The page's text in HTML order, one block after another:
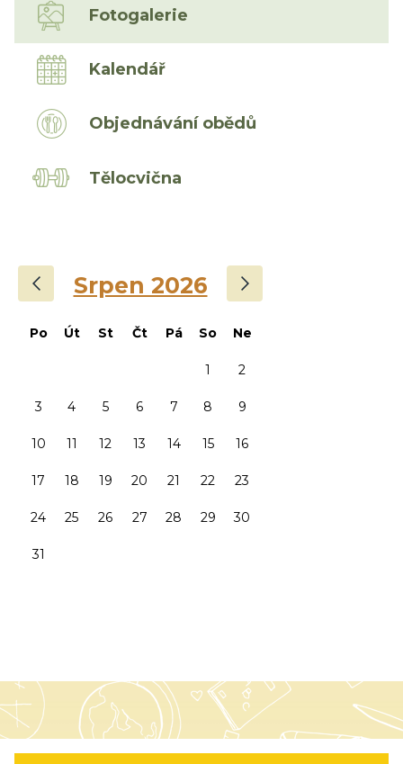
Fotogalerie
Kalendář
Objednávání obědů
Tělocvična
Srpen 2026 ›
Po Út St Čt Pá So Ne
1 2
3 4 5 6 7 8 9
10 11 12 13 14 15 16
17 18 19 20 21 22 23
24 25 26 27 28 29 30
31